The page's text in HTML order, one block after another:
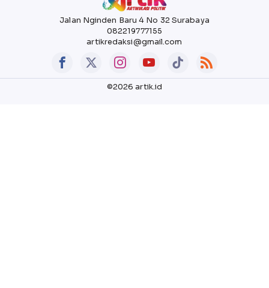
Jalan Nginden Baru 4 No 32 Surabaya
082219777155
artikredaksi@gmail.com
©2026 artik.id